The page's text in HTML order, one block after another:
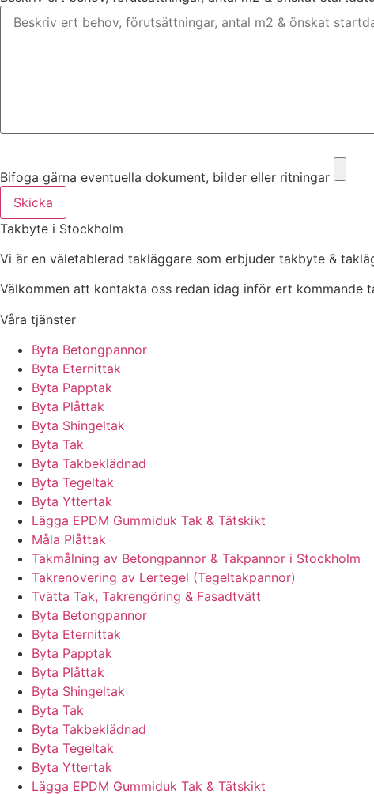
Bifoga gärna eventuella dokument, bilder eller ritningar
Skicka
Takbyte i Stockholm
Vi är en väletablerad takläggare som erbjuder takbyte &
Välkommen att kontakta oss redan idag inför ert kommande
Våra tjänster
Byta Betongpannor
Byta Eternittak
Byta Papptak
Byta Plåttak
Byta Shingeltak
Byta Tak
Byta Takbeklädnad
Byta Tegeltak
Byta Yttertak
Lägga EPDM Gummiduk Tak & Tätskikt
Måla Plåttak
Takmålning av Betongpannor & Takpannor i Stockholm
Takrenovering av Lertegel (Tegeltakpannor)
Tvätta Tak, Takrengöring & Fasadtvätt
Byta Betongpannor
Byta Eternittak
Byta Papptak
Byta Plåttak
Byta Shingeltak
Byta Tak
Byta Takbeklädnad
Byta Tegeltak
Byta Yttertak
Lägga EPDM Gummiduk Tak & Tätskikt